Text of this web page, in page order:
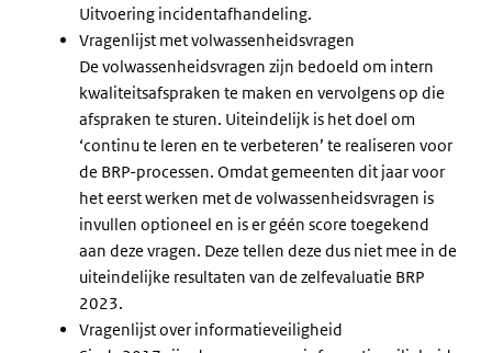
Uitvoering incidentafhandeling.
Vragenlijst met volwassenheidsvragen
De volwassenheidsvragen zijn bedoeld om intern
kwaliteitsafspraken te maken en vervolgens op die
afspraken te sturen. Uiteindelijk is het doel om
‘continu te leren en te verbeteren’ te realiseren voor
de BRP-processen. Omdat gemeenten dit jaar voor
het eerst werken met de volwassenheidsvragen is
invullen optioneel en is er géén score toegekend
aan deze vragen. Deze tellen deze dus niet mee in de
uiteindelijke resultaten van de zelfevaluatie BRP
2023.
Vragenlijst over informatieveiligheid